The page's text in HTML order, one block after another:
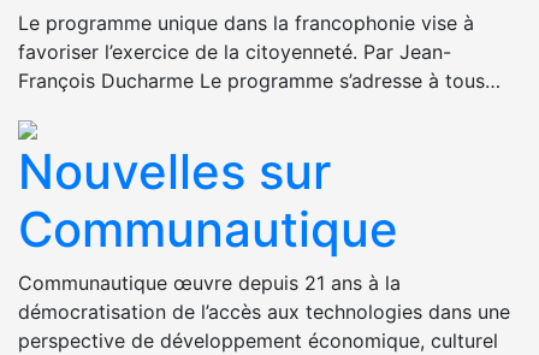
Le programme unique dans la francophonie vise à
favoriser l’exercice de la citoyenneté. Par Jean-
François Ducharme Le programme s’adresse à tous…
Nouvelles sur
Communautique
Communautique œuvre depuis 21 ans à la
démocratisation de l’accès aux technologies dans une
perspective de développement économique, culturel